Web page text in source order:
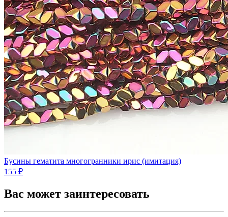
Бусины гематита многогранники ирис (имитация)
155 ₽
Вас может заинтересовать